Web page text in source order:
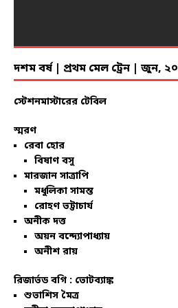
দশম বর্ষ | প্রথম মেল ট্রেন | জুন,
স্টেশনমাস্টারের টেবিল
স্মরণ
রেবা হোর
বিষাণ বসু
মারজান সাত্রাপি
মধুলিকা সামন্ত
রোহণ ভট্টাচার্য
অনীক দত্ত
অয়ন বন্দ্যোপাধ্যায়
অনীশ রায়
রিজার্ভড বগি : ভোটব্যাঙ্ক
শুভাশিস মৈত্র